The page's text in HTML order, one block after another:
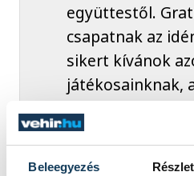
Beleegyezés
együttestől.
csapatnak az
sikert kívánok
játékosainknak,
búcsúznak